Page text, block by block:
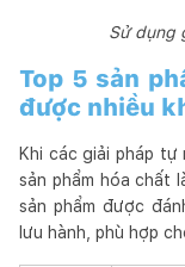
Sử dụng
Top 5 sản
được nhiều
Khi các giải pháp tự
sản phẩm hóa chất
sản phẩm được
lưu hành, phù hợp